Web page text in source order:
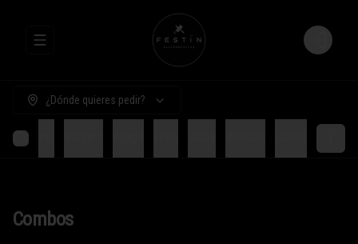
Abrir menu de navegación Login
¿Dónde quieres pedir?
Combos
Combos